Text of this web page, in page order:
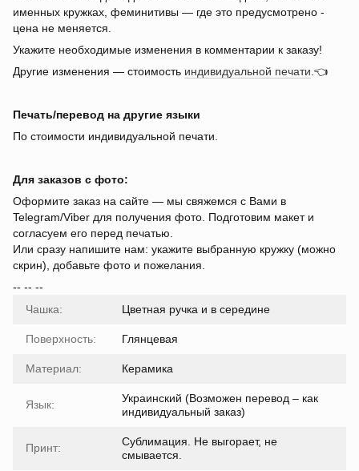
именных кружках, феминитивы — где это предусмотрено -
цена не меняется.
Укажите необходимые изменения в комментарии к заказу!
Другие изменения — стоимость индивидуальной печати .👈
Печать/перевод на другие языки
По стоимости индивидуальной печати.
Для заказов с фото:
Оформите заказ на сайте — мы свяжемся с Вами в
Telegram/Viber для получения фото. Подготовим макет и
согласуем его перед печатью.
Или сразу напишите нам: укажите выбранную кружку (можно
скрин), добавьте фото и пожелания.
-- -- --
Чашка:
Цветная ручка и в середине
Поверхность: Глянцевая
Материал: Керамика
Язык:
Украинский (Возможен перевод – как
индивидуальный заказ)
Принт:
Сублимация. Не выгорает, не
смывается.